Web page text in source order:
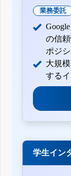
業務委託
の信
ポジ
大規
する
学生イン